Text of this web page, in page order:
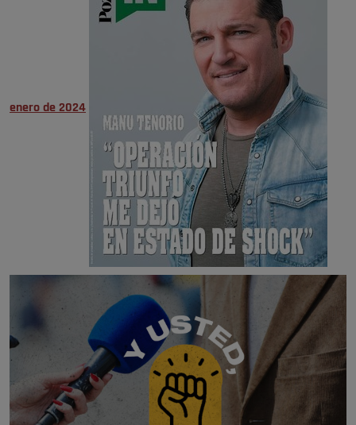
enero de 2024